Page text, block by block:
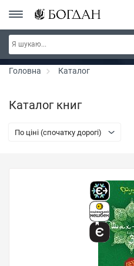
Серія "Чейзіана" ~ знижка 20%
Головна Каталог
Каталог книг
По ціні (спочатку дорогі)